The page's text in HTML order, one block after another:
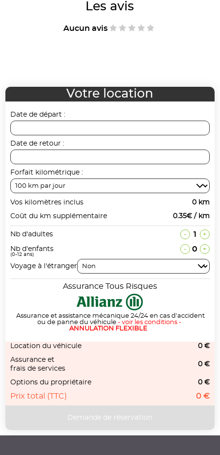
Les avis
Aucun avis
Votre location
Date de départ :
Date de retour :
Forfait kilométrique :
Vos kilomètres inclus
0 km
Coût du km supplémentaire
0.35€ / km
Nb d'adultes - 1 +
Nb d'enfants
(0-12 ans)
- 0 +
Voyage à l'étranger
Assurance Tous Risques
Assurance et assistance mécanique 24/24 en cas d'accident
ou de panne du véhicule - voir les conditions-
ANNULATION FLEXIBLE
Location du véhicule
0 €
Assurance et
frais de services
0 €
Options du propriétaire 0 €
Prix total (TTC) 0 €